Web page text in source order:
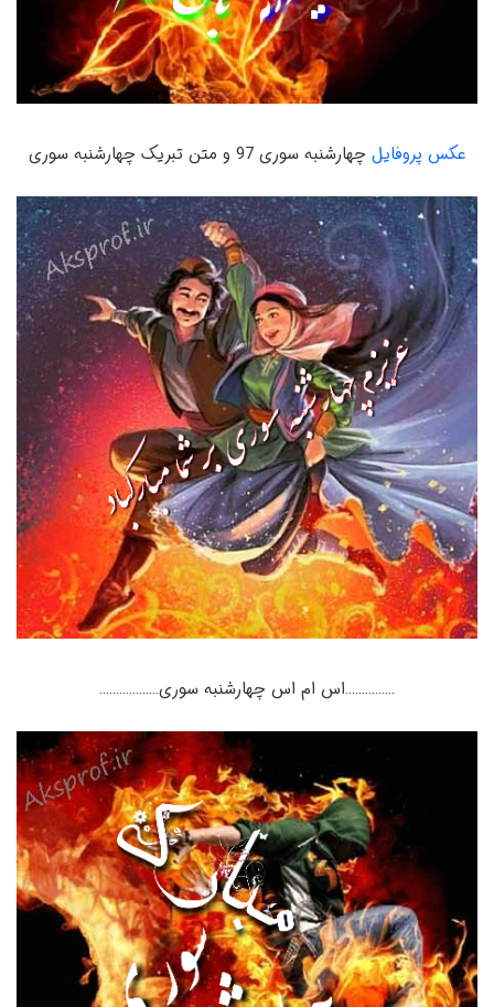
عکس پروفایل چهارشنبه سوری 97 و متن تبریک چهارشنبه سوری
……………اس ام اس چهارشنبه سوری………………